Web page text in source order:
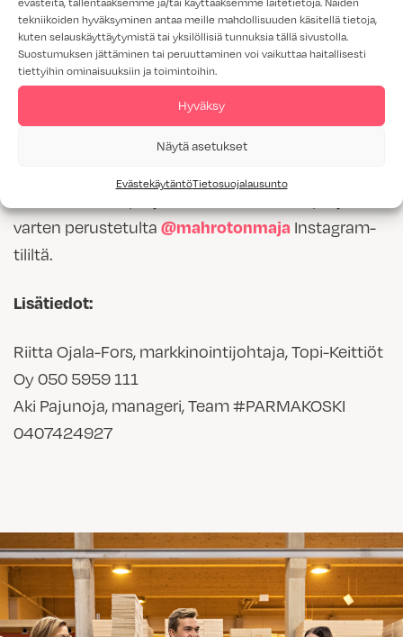
tekniikoiden hyväksyminen antaa meille mahdollisuuden käsitellä tietoja,
kuten selauskäyttäytymistä tai yksilöllisiä tunnuksia tällä sivustolla.
Suostumuksen jättäminen tai peruuttaminen voi vaikuttaa haitallisesti
tiettyihin ominaisuuksiin ja toimintoihin.
Hyväksy
Näytä asetukset
EvästekäytäntöTietosuojalausunto
ammatista ja on luontevaa puhua kotimaisen
käsityöosaamisen puolesta, koska arvostan sitä
itse niin paljon. Odotan, että pääsen vierailemaan
Topi-Keittiöiden tehtaalle seuraamaan, miten
tällainen kotimainen kalustetuotanto toimii,
kommentoi Pärmäkoski.
varten perustetulta @mahrotonmaja Instagram-
tililtä.
Lisätiedot:
Riitta Ojala-Fors, markkinointijohtaja, Topi-Keittiöt
Oy 050 5959 111
Aki Pajunoja, manageri, Team #PARMAKOSKI
0407424927